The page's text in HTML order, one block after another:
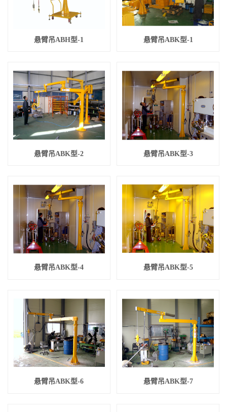
悬臂吊ABH型-1 悬臂吊ABK型-1
悬臂吊ABK型-2 悬臂吊ABK型-3
悬臂吊ABK型-4 悬臂吊ABK型-5
悬臂吊ABK型-6 悬臂吊ABK型-7